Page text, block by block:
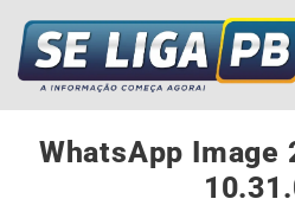
WhatsApp Image